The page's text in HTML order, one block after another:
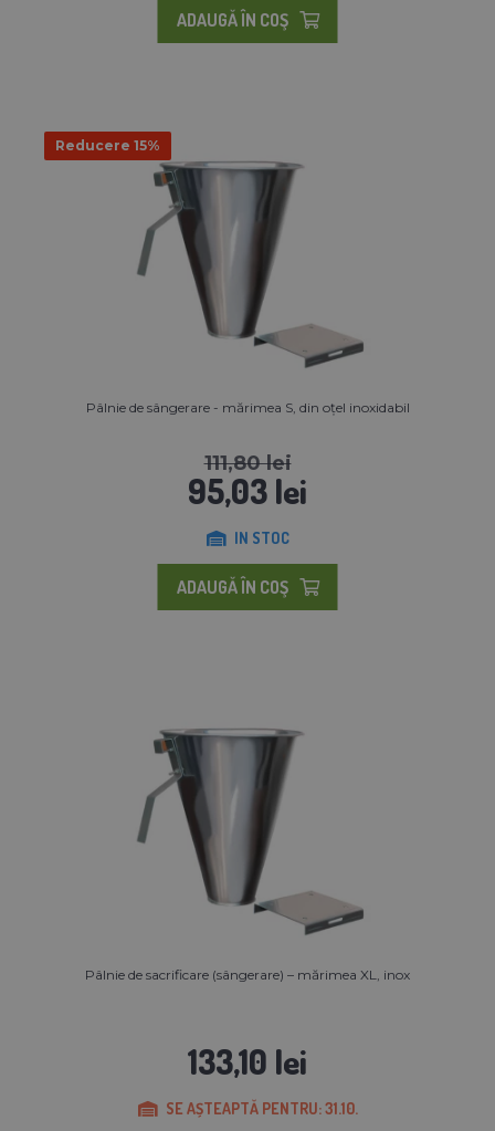
ADAUGĂ ÎN COŞ
Reducere 15%
Pâlnie de sângerare - mărimea S, din oțel inoxidabil
111,80 lei
95,03 lei
IN STOC
ADAUGĂ ÎN COŞ
Pâlnie de sacrificare (sângerare) – mărimea XL, inox
133,10 lei
SE AȘTEAPTĂ PENTRU: 31.10.